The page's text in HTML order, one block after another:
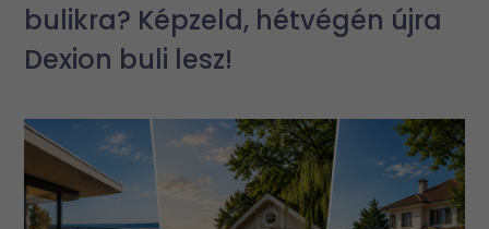
bulikra? Képzeld, hétvégén újra
Dexion buli lesz!